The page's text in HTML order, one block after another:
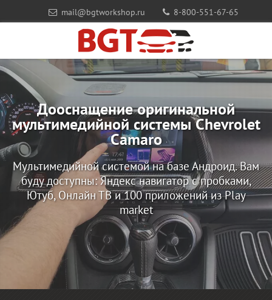
Дооснащение оригинальной
мультимедийной системы Chevrolet
Camaro
Мультимедийной системой на базе Андроид. Вам
буду доступны: Яндекс навигатор с пробками,
Ютуб, Онлайн ТВ и 100 приложений из Play
market
mail@bgtworkshop.ru 8-800-551-67-65